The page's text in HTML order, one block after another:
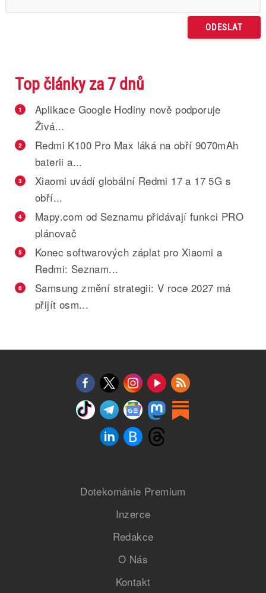
Top články za 7 dnů
1
Aplikace Google Hodiny nově podporuje
Živá...
2
Redmi K100 Pro Max láká na obří 9070mAh
baterii a...
3
Xiaomi uvádí globální Redmi 17 a 17 5G s
obří...
4
Mapy.com od Seznamu přidávají funkci PRO
plánovač
5
Konec softwarových záplat pro Xiaomi a
Redmi: Seznam...
6
Samsung změní strategii: V roce 2027 má
přijít osm...
Dotekománie Premium
Inzerce
Redakce
O Nás
Kontakt